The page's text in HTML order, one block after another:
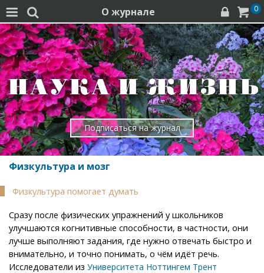
  О журнале   0
Подписаться на журнал
Физкультура и мозг
Физкультура помогает думать
Сразу после физических упражнений у школьников
улучшаются когнитивные способности, в частности, они
лучше выполняют задания, где нужно отвечать быстро и
внимательно, и точно понимать, о чём идёт речь.
Исследователи из Университета Ноттингем Трент